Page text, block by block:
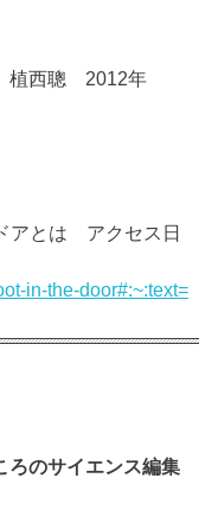
植西聰 2012年
アとは アクセス日
in-the-door#:~:text=
ろのサイエンス編集